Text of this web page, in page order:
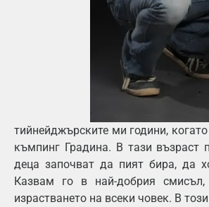
тийнейджърските ми години,
къмпинг Градина. В тази възраст
деца започват да пият бира, да
Казвам го в най-добрия
израстването на всеки човек. В